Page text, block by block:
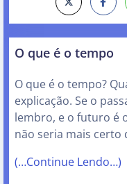
O que é o tempo
O que é o tempo?
explicação. Se o
lembro, e o futuro é
não seria mais
(…Continue Lendo…)